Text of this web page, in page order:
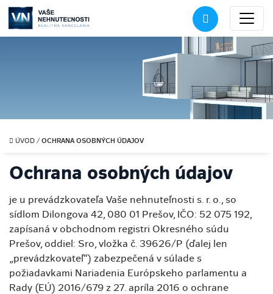
ÚVOD / OCHRANA OSOBNÝCH ÚDAJOV
Ochrana osobných údajov
je u prevádzkovateľa Vaše nehnuteľnosti s. r. o., so
sídlom Dilongova 42, 080 01 Prešov, IČO: 52 075 192,
zapísaná v obchodnom registri Okresného súdu
Prešov, oddiel: Sro, vložka č. 39626/P (ďalej len
„prevádzkovateľ“) zabezpečená v súlade s
požiadavkami Nariadenia Európskeho parlamentu a
Rady (EÚ) 2016/679 z 27. apríla 2016 o ochrane